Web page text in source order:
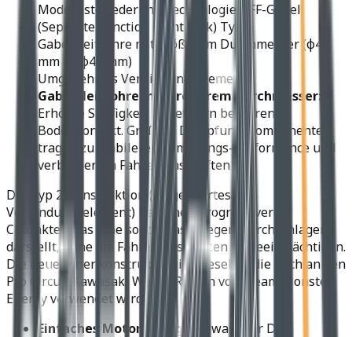
Modernste Federungstechnologie: SFF-Gabel
(Separate Function Front Fork) Typ 2
Gabelgleitrohre mit größerem Durchmesser (φ47
mm >> φ48 mm)
Umgekehrtes Verbindungselement
Gabelgleitrohre mit größerem Durchmesser:
Erhöhte Steifigkeit bietet vorn besseren
Bodenkontakt. Größere Dämpfungskomponenten
tragen zu stabilerer Dämpfungs-Performance und
verbesserten Fahreigenschaften bei.
Die Typ 2-Konstruktion (umgekehrtes
Verbindungselement) hat einen progressiveren
Charakter, was eine solide Basis gegen Durchschlagen
darstellt, ohne die Fahreigenschaften zu beeinträchtigen.
Die neue Innenkonstruktion ist dieselbe, die auch an den
Pro Circuit Kawasaki Werks-Racern vom Team Monster
Energy verwendet wird.
Einfaches Motortuning: Auswahl der DFI-